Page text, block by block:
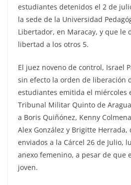
estudiantes detenidos el 2 de
la sede de la Universidad
Libertador, en Maracay, y que le
libertad a los otros 5.
El juez noveno de control, Israel
sin efecto la orden de liberación
estudiantes emitida el miércoles
Tribunal Militar Quinto de
a Boris Quiñónez, Kenny
Alex González y Brigitte
enviados a la Cárcel 26 de Julio,
anexo femenino, a pesar de que
joven.